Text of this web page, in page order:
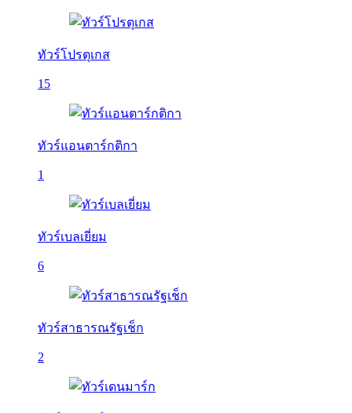
ทัวร์โปรตุเกส
15
ทัวร์แอนตาร์กติกา
1
ทัวร์เบลเยี่ยม
6
ทัวร์สาธารณรัฐเช็ก
2